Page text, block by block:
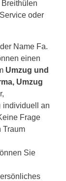
oder
Name Fa.
einen
Umzug und
Umzug
individuell an
Frage
Traum
Sie